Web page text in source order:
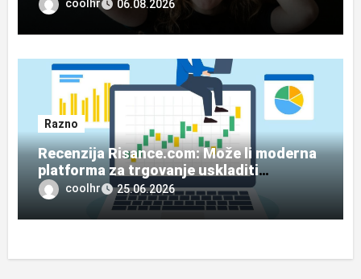
coolhr 06.08.2026
Razno
Recenzija Risance.com: Može li moderna
platforma za trgovanje uskladiti
jednostavnost, edukaciju i pristup
tržištima?
coolhr 25.06.2026